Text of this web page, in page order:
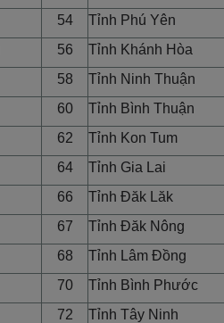
54
Tỉnh Phú Yên
56
Tỉnh Khánh Hòa
58
Tỉnh Ninh Thuận
60
Tỉnh Bình Thuận
62
Tỉnh Kon Tum
64
Tỉnh Gia Lai
66
Tỉnh Đăk Lăk
67
Tỉnh Đăk Nông
68
Tỉnh Lâm Đồng
70
Tỉnh Bình Phước
72
Tỉnh Tây Ninh